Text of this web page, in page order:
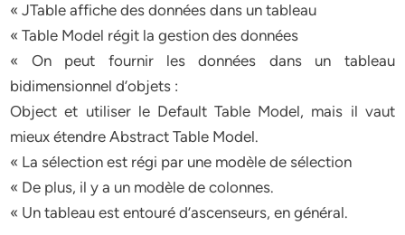
« JTable affiche des données dans un tableau
« Table Model régit la gestion des données
« On peut fournir les données dans un tableau
bidimensionnel d’objets :
Object et utiliser le Default Table Model, mais il vaut
mieux étendre Abstract Table Model.
« La sélection est régi par une modèle de sélection
« De plus, il y a un modèle de colonnes.
« Un tableau est entouré d’ascenseurs, en général.